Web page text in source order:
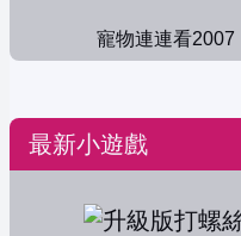
寵物連連看2007
最新小遊戲